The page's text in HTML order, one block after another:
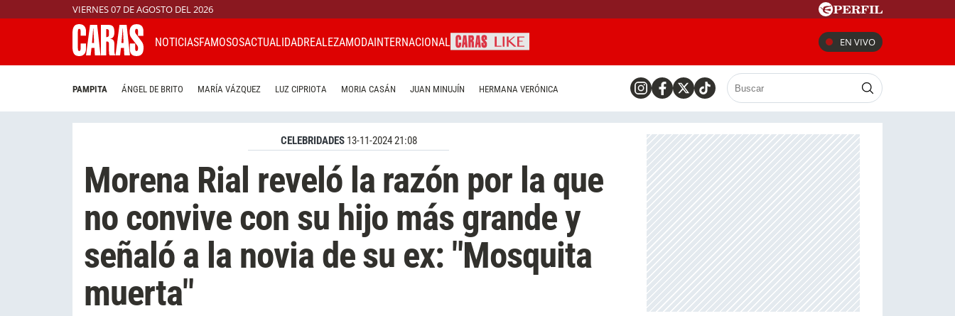
VIERNES 07 DE AGOSTO DEL 2026
NOTICIASFAMOSOSACTUALIDADREALEZAMODAINTERNACIONAL EN VIVO
PAMPITA ÁNGEL DE BRITO MARÍA VÁZQUEZ LUZ CIPRIOTA MORIA CASÁN JUAN MINUJÍN HERMANA VERÓNICA
CELEBRIDADES 13-11-2024 21:08
Morena Rial reveló la razón por la que
no convive con su hijo más grande y
señaló a la novia de su ex: "Mosquita
muerta"